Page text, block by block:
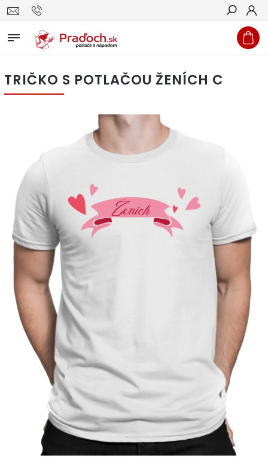
Hľadať
TRIČKO S POTLAČOU ŽENÍCH C